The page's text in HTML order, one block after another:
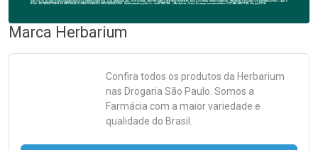
Marca Herbarium
Confira todos os produtos da Herbarium
nas Drogaria São Paulo. Somos a
Farmácia com a maior variedade e
qualidade do Brasil.